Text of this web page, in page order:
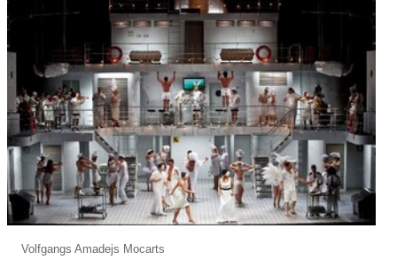
Volfgangs Amadejs Mocarts